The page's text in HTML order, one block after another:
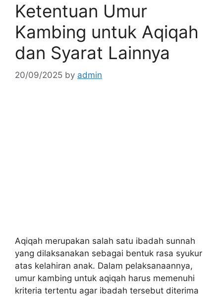
Ketentuan Umur
Kambing untuk Aqiqah
dan Syarat Lainnya
20/09/2025 by admin
Aqiqah merupakan salah satu ibadah sunnah
yang dilaksanakan sebagai bentuk rasa syukur
atas kelahiran anak. Dalam pelaksanaannya,
umur kambing untuk aqiqah harus memenuhi
kriteria tertentu agar ibadah tersebut diterima